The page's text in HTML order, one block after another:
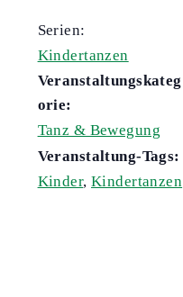
Serien:
Kindertanzen
Veranstaltungskateg
orie:
Tanz & Bewegung
Veranstaltung-Tags:
Kinder, Kindertanzen